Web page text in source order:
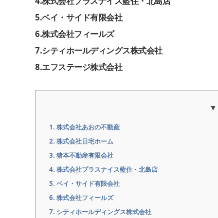
5.ベイ・サイド有限会社
6.株式会社フィールズ
7.シティホールディングス株式会社
8.エフステージ株式会社
1. 株式会社あおの不動産
2. 株式会社日宅ホーム
3. 猪本不動産有限会社
4. 株式会社プラスナイス藍住・北島店
5. ベイ・サイド有限会社
6. 株式会社フィールズ
7. シティホールディングス株式会社